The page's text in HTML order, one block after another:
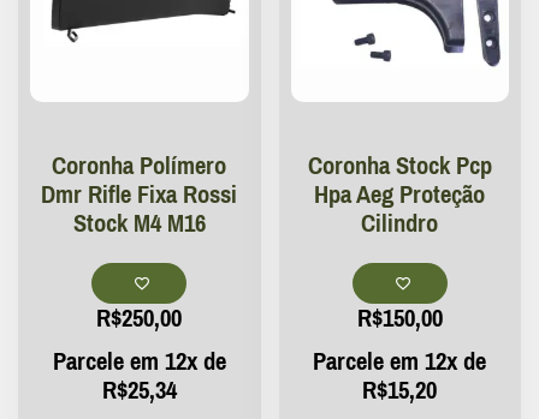
Coronha Polímero
Dmr Rifle Fixa Rossi
Stock M4 M16
R$250,00
Parcele em 12x de
R$25,34
Coronha Stock Pcp
Hpa Aeg Proteção
Cilindro
R$150,00
Parcele em 12x de
R$15,20